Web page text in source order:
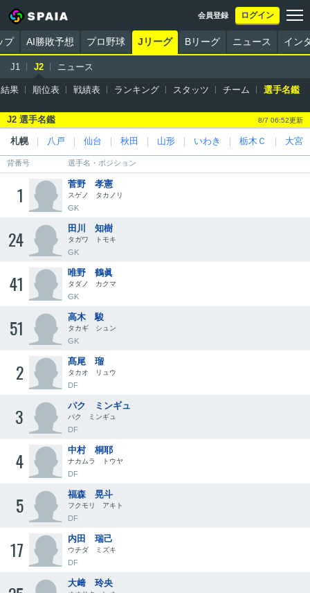
プ AI勝敗予想 プロ野球 Jリーグ Bリーグ ニュース イン
会員登録 ログイン
J1 J2 ニュース
果 順位表 戦績表 ランキング スタッツ チーム 選手名鑑
J2 選手名鑑 8/7 06:52更新
札幌 八戸 仙台 秋田 山形 いわき 栃木Ｃ 大宮
背番号 選手名・ポジション
1 菅野 孝憲
スゲノ タカノリ
GK
24 田川 知樹
タガワ トモキ
GK
41 唯野 鶴眞
タダノ カクマ
GK
51 高木 駿
タカギ シュン
GK
2 髙尾 瑠
タカオ リュウ
DF
3 パク ミンギュ
パク ミンギュ
DF
4 中村 桐耶
ナカムラ トウヤ
DF
5 福森 晃斗
フクモリ アキト
DF
17 内田 瑞己
ウチダ ミズキ
DF
大﨑 玲央